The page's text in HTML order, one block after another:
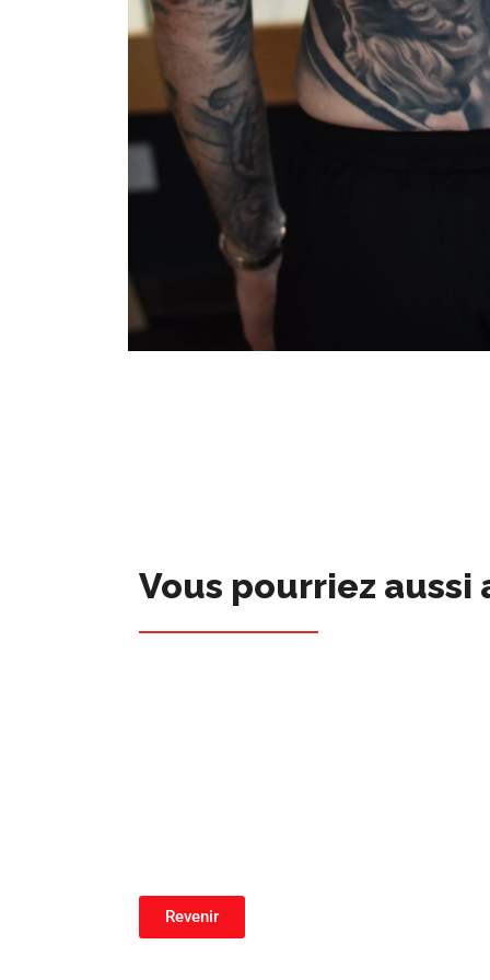
Vous pourriez aussi
Revenir